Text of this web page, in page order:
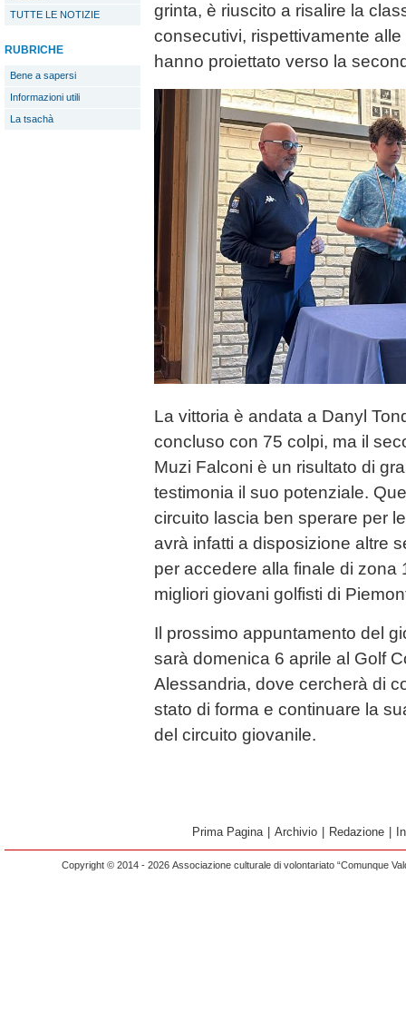
TUTTE LE NOTIZIE
RUBRICHE
Bene a sapersi
Informazioni utili
La tsachà
grinta, è riuscito a risalire la
consecutivi, rispettivamente
hanno proiettato verso la
La vittoria è andata a Danyl
concluso con 75 colpi, ma il
Muzi Falconi è un risultato di
testimonia il suo potenziale.
circuito lascia ben sperare per
avrà infatti a disposizione altre
per accedere alla finale di zona
migliori giovani golfisti di
Il prossimo appuntamento del
sarà domenica 6 aprile al Golf
Alessandria, dove cercherà di
stato di forma e continuare la
del circuito giovanile.
Prima Pagina Archivio Redazione
Copyright © 2014 - 2026 Associazione culturale di volontariato “Comunque